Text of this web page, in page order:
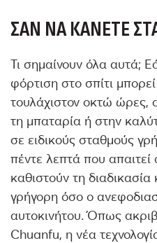
ΣΑΝ ΝΑ ΚΆΝΕΤΕ
Τι σημαίνουν όλα αυτά;
φόρτιση στο σπίτι
τουλάχιστον οκτώ ώρες,
τη μπαταρία ή στην
σε ειδικούς σταθμούς
πέντε λεπτά που
καθιστούν τη διαδικασία
γρήγορη όσο ο
αυτοκινήτου. Όπως
Chuanfu, η νέα